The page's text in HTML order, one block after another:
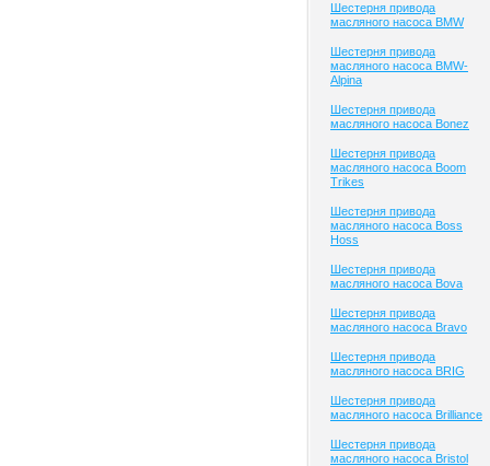
Шестерня привода
масляного насоса BMW
Шестерня привода
масляного насоса BMW-
Alpina
Шестерня привода
масляного насоса Bonez
Шестерня привода
масляного насоса Boom
Trikes
Шестерня привода
масляного насоса Boss
Hoss
Шестерня привода
масляного насоса Bova
Шестерня привода
масляного насоса Bravo
Шестерня привода
масляного насоса BRIG
Шестерня привода
масляного насоса Brilliance
Шестерня привода
масляного насоса Bristol